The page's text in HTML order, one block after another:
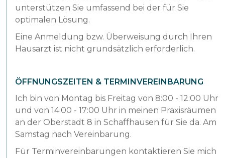
unterstützen Sie umfassend bei der für Sie
optimalen Lösung.
Eine Anmeldung bzw. Überweisung durch Ihren
Hausarzt ist nicht grundsätzlich erforderlich.
ÖFFNUNGSZEITEN & TERMINVEREINBARUNG
Ich bin von Montag bis Freitag von 8:00 - 12:00 Uhr
und von 14:00 - 17:00 Uhr in meinen Praxisräumen
an der Oberstadt 8 in Schaffhausen für Sie da. Am
Samstag nach Vereinbarung.
Für Terminvereinbarungen kontaktieren Sie mich